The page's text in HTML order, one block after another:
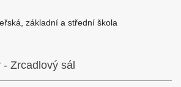
základní a střední škola
Zrcadlový sál